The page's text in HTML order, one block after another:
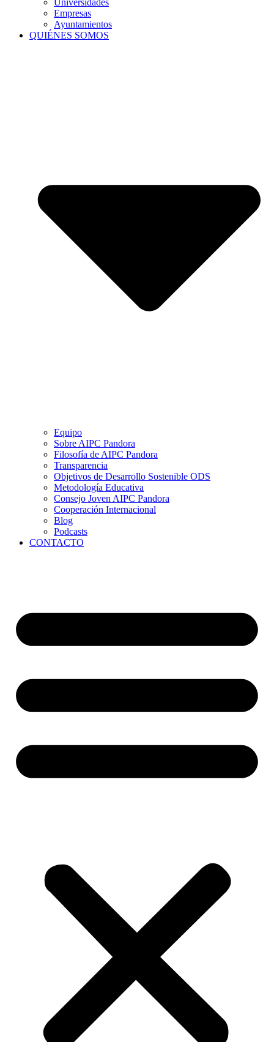
Universidades
Empresas
Ayuntamientos
QUIÉNES SOMOS
Equipo
Sobre AIPC Pandora
Filosofía de AIPC Pandora
Transparencia
Objetivos de Desarrollo Sostenible ODS
Metodología Educativa
Consejo Joven AIPC Pandora
Cooperación Internacional
Blog
Podcasts
CONTACTO